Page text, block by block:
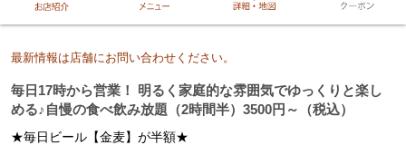
最新情報は店舗にお問い合わせください。
毎日17時から営業！ 明るく家庭的な雰囲気でゆっくりと楽し
める♪自慢の食べ飲み放題（2時間半）3500円～（税込）
★毎日ビール【金麦】が半額★